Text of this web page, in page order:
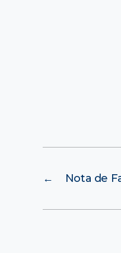
← Nota de